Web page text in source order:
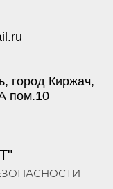
город Киржач,
пом.10